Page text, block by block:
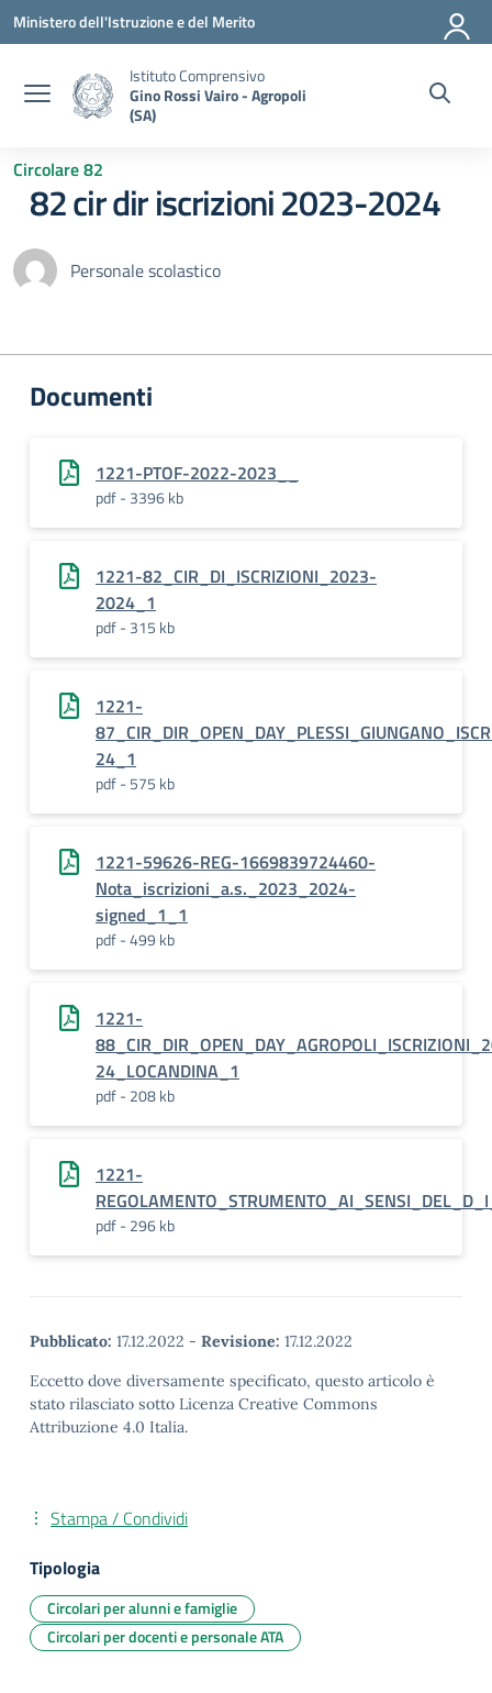
Vai ai contenuti
Vai al menu di navigazione
Vai al footer
Ministero dell'Istruzione e del Merito
Istituto Comprensivo
Gino Rossi Vairo - Agropoli
(SA)
Circolare 82
82 cir dir iscrizioni 2023-2024
Personale scolastico
Documenti
1221-PTOF-2022-2023__
pdf - 3396 kb
1221-82_CIR_DI_ISCRIZIONI_2023-
2024_1
pdf - 315 kb
1221-
24_1
pdf - 575 kb
1221-59626-REG-1669839724460-
Nota_iscrizioni_a.s._2023_2024-
signed_1_1
pdf - 499 kb
1221-
24_LOCANDINA_1
pdf - 208 kb
1221-
pdf - 296 kb
Pubblicato: 17.12.2022 - Revisione: 17.12.2022
Eccetto dove diversamente specificato, questo articolo è
stato rilasciato sotto Licenza Creative Commons
Attribuzione 4.0 Italia.
Stampa / Condividi
Tipologia
Circolari per alunni e famiglie
Circolari per docenti e personale ATA